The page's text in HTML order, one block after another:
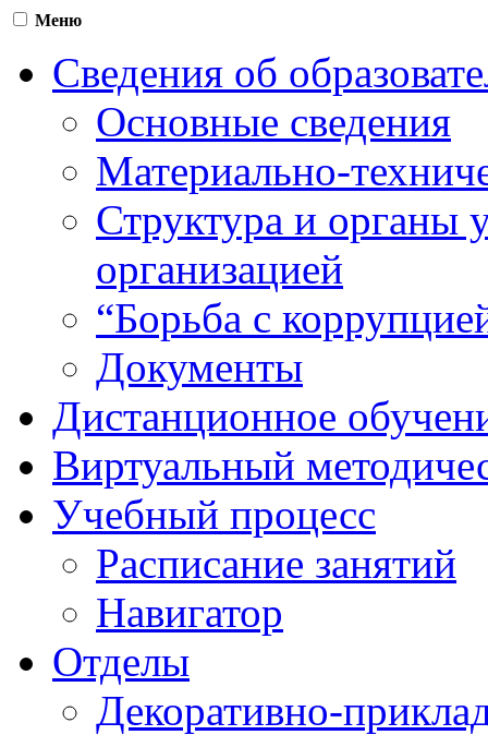
Меню
Сведения об
Основные сведения
Материально-
Структура и органы
организацией
“Борьба с
Документы
Дистанционное
Виртуальный
Учебный процесс
Расписание занятий
Навигатор
Отделы
Декоративно-